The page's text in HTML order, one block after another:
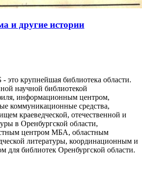
и другие истории
крупнейшая библиотека области.
научной библиотекой
информационным центром,
коммуникационные средства,
краеведческой, отечественной и
в Оренбургской области,
центром МБА, областным
литературы, координационным и
для библиотек Оренбургской области.